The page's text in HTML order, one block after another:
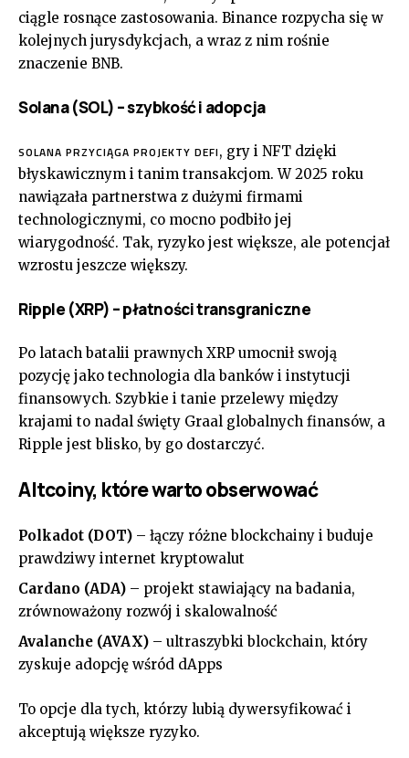
ciągle rosnące zastosowania. Binance rozpycha się w
kolejnych jurysdykcjach, a wraz z nim rośnie
znaczenie BNB.
Solana (SOL) – szybkość i adopcja
SOLANA PRZYCIĄGA PROJEKTY DEFI, gry i NFT dzięki
błyskawicznym i tanim transakcjom. W 2025 roku
nawiązała partnerstwa z dużymi firmami
technologicznymi, co mocno podbiło jej
wiarygodność. Tak, ryzyko jest większe, ale potencjał
wzrostu jeszcze większy.
Ripple (XRP) – płatności transgraniczne
Po latach batalii prawnych XRP umocnił swoją
pozycję jako technologia dla banków i instytucji
finansowych. Szybkie i tanie przelewy między
krajami to nadal święty Graal globalnych finansów, a
Ripple jest blisko, by go dostarczyć.
Altcoiny, które warto obserwować
Polkadot (DOT) – łączy różne blockchainy i buduje
prawdziwy internet kryptowalut
Cardano (ADA) – projekt stawiający na badania,
zrównoważony rozwój i skalowalność
Avalanche (AVAX) – ultraszybki blockchain, który
zyskuje adopcję wśród dApps
To opcje dla tych, którzy lubią dywersyfikować i
akceptują większe ryzyko.